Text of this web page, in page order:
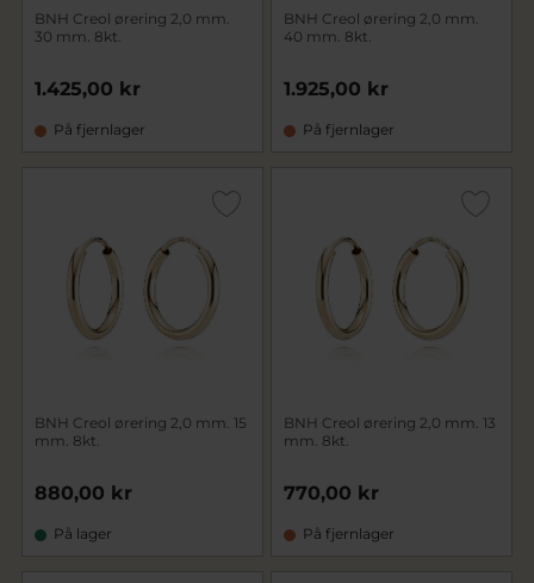
BNH Creol ørering 2,0 mm.
30 mm. 8kt.
1.425,00 kr
På fjernlager
BNH Creol ørering 2,0 mm.
40 mm. 8kt.
1.925,00 kr
På fjernlager
BNH Creol ørering 2,0 mm. 15
mm. 8kt.
880,00 kr
På lager
BNH Creol ørering 2,0 mm. 13
mm. 8kt.
770,00 kr
På fjernlager